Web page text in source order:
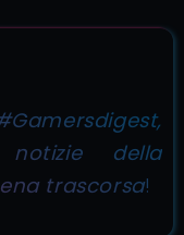
della
trascorsa!